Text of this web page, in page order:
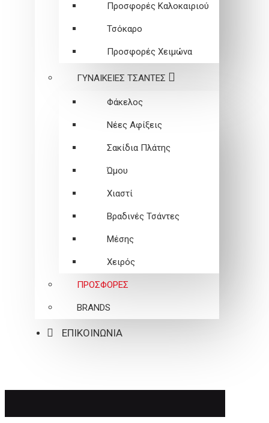
Προσφορές Καλοκαιριού
Τσόκαρο
Προσφορές Χειμώνα
ΓΥΝΑΙΚΕΙEΣ ΤΣΑΝΤΕΣ
Φάκελος
Νέες Αφίξεις
Σακίδια Πλάτης
Ώμου
Χιαστί
Βραδινές Τσάντες
Μέσης
Χειρός
ΠΡΟΣΦΟΡΕΣ
BRANDS
ΕΠΙΚΟΙΝΩΝΙΑ